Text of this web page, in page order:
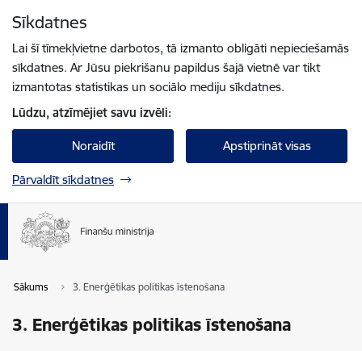
Sīkdatnes
Lai šī tīmekļvietne darbotos, tā izmanto obligāti nepieciešamās
sīkdatnes. Ar Jūsu piekrišanu papildus šajā vietnē var tikt
izmantotas statistikas un sociālo mediju sīkdatnes.
Lūdzu, atzīmējiet savu izvēli:
Noraidīt Apstiprināt visas
Pārvaldīt sīkdatnes
Sākums 3. Enerģētikas politikas īstenošana
3. Enerģētikas politikas īstenošana